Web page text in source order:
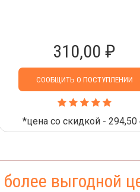
310,00 ₽
СООБЩИТЬ О ПОСТУПЛЕНИИ
*цена со скидкой - 294,50
выгодной